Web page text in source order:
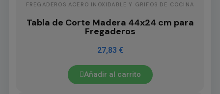
FREGADEROS ACERO INOXIDABLE Y GRIFOS DE COCINA
Tabla de Corte Madera 44x24 cm para
Fregaderos
27,83 €
Añadir al carrito